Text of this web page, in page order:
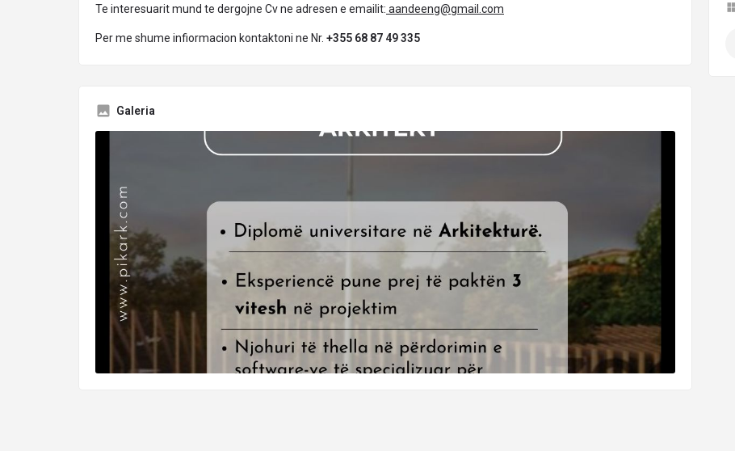
Te interesuarit mund te dergojne Cv ne adresen e emailit: aandeeng@gmail.com
Per me shume infiormacion kontaktoni ne Nr. +355 68 87 49 335
Galeria